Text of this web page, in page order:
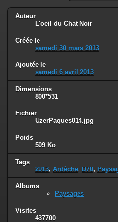
Auteur
L'oeil du Chat Noir
Créée le
samedi 30 mars 2013
Ajoutée le
samedi 6 avril 2013
Dimensions
800*531
Fichier
UzerPaques014.jpg
Poids
509 Ko
Tags
2013, Ardèche, D70,
Albums
Paysages
Visites
437700